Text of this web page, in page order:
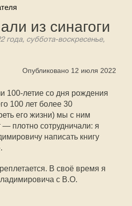
из синагоги
года, суббота-воскресенье,
Опубликовано 12 июля 2022
100-летие со дня рождения
100 лет более 30
его жизни) мы с ним
плотно сотрудничали: я
написать книгу
В своё время я
с В.О.